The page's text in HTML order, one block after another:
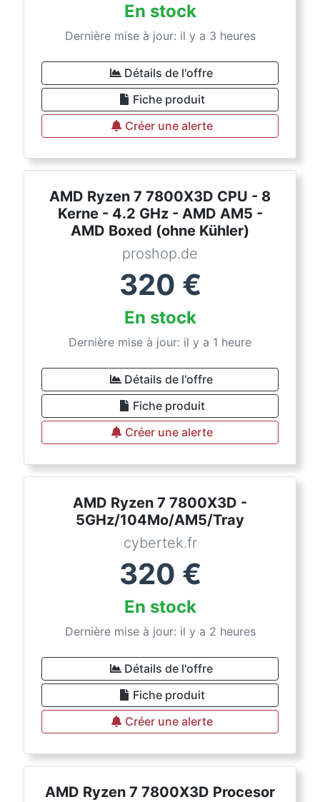
En stock
Dernière mise à jour: il y a 3 heures
Détails de l'offre
Fiche produit
Créer une alerte
AMD Ryzen 7 7800X3D CPU - 8
Kerne - 4.2 GHz - AMD AM5 -
AMD Boxed (ohne Kühler)
proshop.de
320 €
En stock
Dernière mise à jour: il y a 1 heure
Détails de l'offre
Fiche produit
Créer une alerte
AMD Ryzen 7 7800X3D -
5GHz/104Mo/AM5/Tray
cybertek.fr
320 €
En stock
Dernière mise à jour: il y a 2 heures
Détails de l'offre
Fiche produit
Créer une alerte
AMD Ryzen 7 7800X3D Procesor